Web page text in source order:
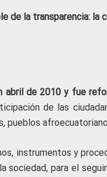
de la transparencia: la
abril de 2010 y fue
de las
pueblos
instrumentos y
sociedad, para el